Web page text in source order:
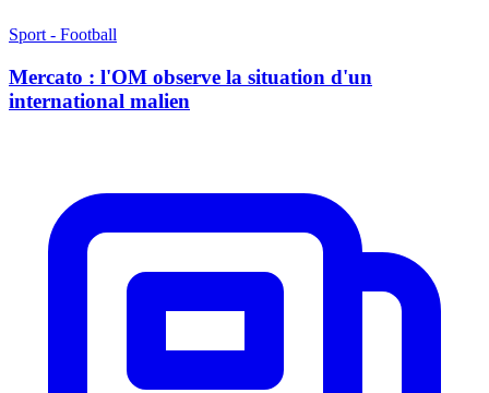
Sport - Football
Mercato : l'OM observe la situation d'un
international malien